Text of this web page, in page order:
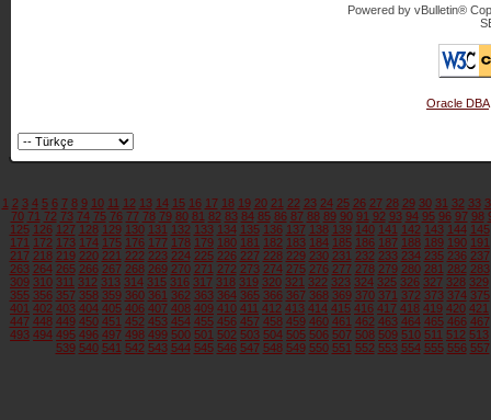
Powered by vBulletin®
Oracle DBA
1 2 3 4 5 6 7 8 9 10 11 12 13 14 15 16 17 18 19 20 21 22 23 24 25 26 27 28 29 30 31 32 33
70 71 72 73 74 75 76 77 78 79 80 81 82 83 84 85 86 87 88 89 90 91 92 93 94 95 96 97 98
125 126 127 128 129 130 131 132 133 134 135 136 137 138 139 140 141 142 143 144 145
171 172 173 174 175 176 177 178 179 180 181 182 183 184 185 186 187 188 189 190 191
217 218 219 220 221 222 223 224 225 226 227 228 229 230 231 232 233 234 235 236 237
263 264 265 266 267 268 269 270 271 272 273 274 275 276 277 278 279 280 281 282 283
309 310 311 312 313 314 315 316 317 318 319 320 321 322 323 324 325 326 327 328 329
355 356 357 358 359 360 361 362 363 364 365 366 367 368 369 370 371 372 373 374 375
401 402 403 404 405 406 407 408 409 410 411 412 413 414 415 416 417 418 419 420 421
447 448 449 450 451 452 453 454 455 456 457 458 459 460 461 462 463 464 465 466 467
493 494 495 496 497 498 499 500 501 502 503 504 505 506 507 508 509 510 511 512 513
539 540 541 542 543 544 545 546 547 548 549 550 551 552 553 554 555 556 557